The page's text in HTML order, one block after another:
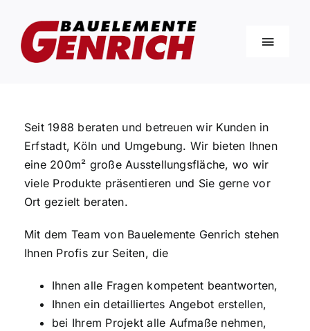
Inhalt
springen
Toggle
Produkte
Über Uns
Tipps und Tricks
Immobilien
Seit 1988 beraten und betreuen wir Kunden in
Erfstadt, Köln und Umgebung. Wir bieten Ihnen
eine 200m² große Ausstellungsfläche, wo wir
viele Produkte präsentieren und Sie gerne vor
Ort gezielt beraten.
Mit dem Team von Bauelemente Genrich stehen
Ihnen Profis zur Seiten, die
Ihnen alle Fragen kompetent beantworten,
Ihnen ein detailliertes Angebot erstellen,
bei Ihrem Projekt alle Aufmaße nehmen,